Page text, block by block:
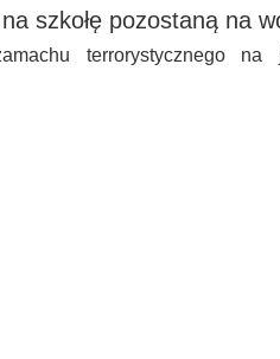
szkołę pozostaną na
terrorystycznego na